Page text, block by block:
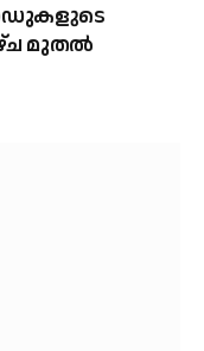
മുതല്‍